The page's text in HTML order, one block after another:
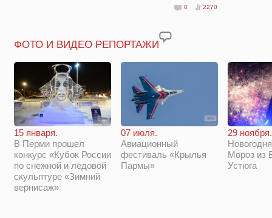
0 2270
ФОТО И ВИДЕО РЕПОРТАЖИ
15 января.
В Перми прошел
конкурс «Кубок России
по снежной и ледовой
скульптуре «Зимний
вернисаж»
07 июля.
Авиационный
фестиваль «Крылья
Пармы»
29 ноября.
Мороз из
Устюга